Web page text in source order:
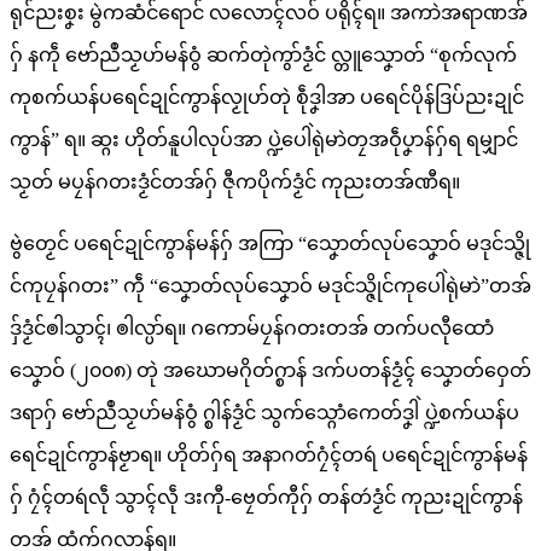
ရုင်ညးစၞး မွဲကဆံင်ရောင် လလောၚ်လဝ် ပရိုၚ်ရ။ အကာဲအရာဏအ်
ဂှ် နကဵု ဗော်ညဳသၟဟ်မန်ဝွံ ဆက်တုဲကွာ်ဒၟံင် လ္တူသၞောတ် “စုက်လုက်
ကုစက်ယန်ပရေင်ဍုင်ကွာန်လၟုဟ်တုဲ စဵုဒၞါအာ ပရေင်ပိုန်ဒြပ်ညးဍုင်
ကွာန်” ရ။ ဆ္ဂး ဟိုတ်နူပါလုပ်အာ ပ္ဍဲပေါဲရုဲမာဲတၠအဝဵုပၞာန်ဂှ်ရ ရမျှာင်
သၟတ် မပၠန်ဂတးဒၟံင်တအ်ဂှ် ဇီုကပိုက်ဒၟံင် ကုညးတအ်ဏီရ။
ဗွဲတၟေင် ပရေင်ဍုင်ကွာန်မန်ဂှ် အကြာ “သၞောတ်လုပ်သၞောဝ် မဒုင်သ္ဇို
င်ကုပၠန်ဂတး” ကဵု “သၞောတ်လုပ်သၞောဝ် မဒုင်သ္ဇိုင်ကုပေါဲရုဲမာဲ”တအ်
ဒှ်ဒၟံင်ၜါသွာၚ်၊ ၜါလ္ပာ်ရ။ ဂကောမ်ပၠန်ဂတးတအ် တက်ပလီုထောံ
သၞောဝ် (၂၀၀၈) တုဲ အဃောမဂိုတ်ဂ္စာန် ဒက်ပတန်ဒၟံၚ် သၞောတ်ဝှေတ်
ဒရာဂှ် ဗော်ညဳသၟဟ်မန်ဝွံ ဂ္စါန်ဒၟံင် သွက်‌သ္ဂောံကေတ်ဒၞါဲ ပ္ဍဲစက်ယန်ပ
ရေင်ဍုင်ကွာန်ဗၟာရ။ ဟိုတ်ဂှ်ရ အနာဂတ်ဂၠံၚ်တရဴ ပရေင်ဍုင်ကွာန်မန်
ဂှ် ဂၠံၚ်တရဴလဵု သွာၚ်လဵု ဒးကီု-ဗၠေတ်ကီုဂှ် တန်တဴဒၟံင် ကုညးဍုင်ကွာန်
တအ် ထံက်ဂလာန်ရ။